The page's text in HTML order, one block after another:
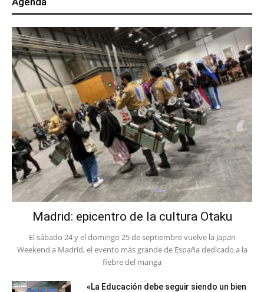
Madrid: epicentro de la cultura Otaku
El sábado 24 y el domingo 25 de septiembre vuelve la Japan
Weekend a Madrid, el evento más grande de España dedicado a la
fiebre del manga
«La Educación debe seguir siendo un bien